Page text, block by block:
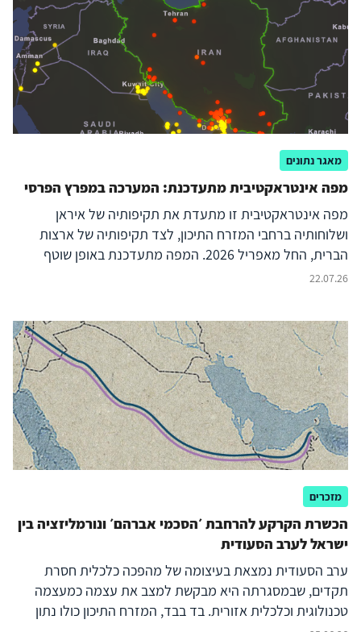
מאגר נתונים
מפה אינטראקטיבית מתעדכנת: המערכה במפרץ הפרסי
מפה אינטראקטיבית זו מתעדת את תקיפותיה של איראן
ושלוחותיה ברחבי המזרח התיכון, לצד תקיפותיה של ארצות
הברית, החל מאפריל 2026. המפה מתעדכנת באופן שוטף
שהוא מתפתח.
22.07.26
מזכרים
הכשרת הקרקע להרחבת ׳הסכמי אברהם׳ ונורמליזציה בין
ישראל לערב הסעודית
ערב הסעודית נמצאת בעיצומה של מהפכה כלכלית חסרת
תקדים, שבמסגרתה היא מבקשת למצב את עצמה כמעצמה
טכנולוגית וכלכלית אזורית. בד בבד, המזרח התיכון כולו נתון